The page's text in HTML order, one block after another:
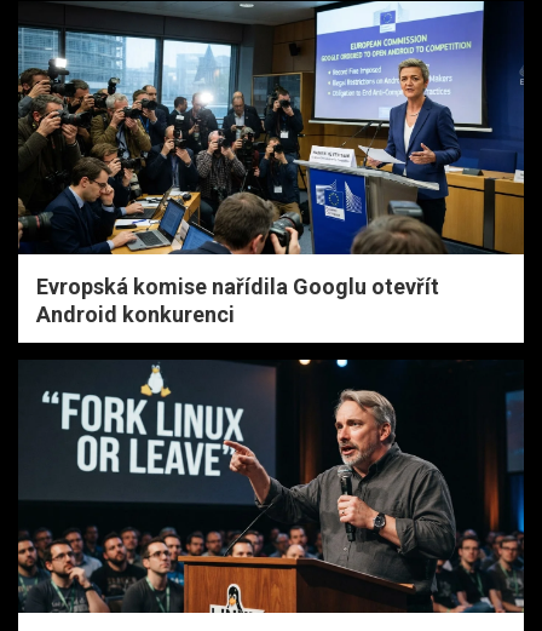
Evropská komise nařídila Googlu otevřít
Android konkurenci